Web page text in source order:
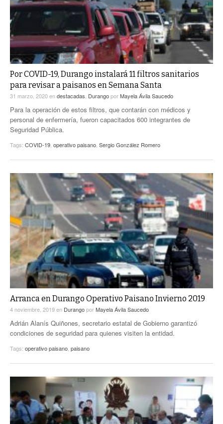
Por COVID-19, Durango instalará 11 filtros sanitarios
para revisar a paisanos en Semana Santa
31 marzo, 2020endestacadas DurangoporMayela Ávila Saucedo
Para la operación de estos filtros, que contarán con médicos y
personal de enfermería, fueron capacitados 600 integrantes de
Seguridad Pública.
Tags: COVID-19 operativo paisano Sergio González Romero
Arranca en Durango Operativo Paisano Invierno 2019
4 noviembre, 2019en DurangoporMayela Ávila Saucedo
Adrián Alanís Quiñones, secretario estatal de Gobierno garantizó
condiciones de seguridad para quienes visiten la entidad.
Tags: operativo paisano paisano